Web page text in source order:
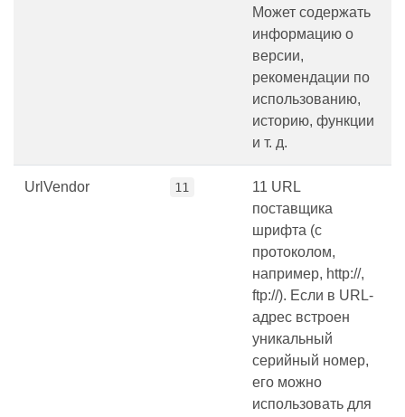
Может содержать
информацию о
версии,
рекомендации по
использованию,
историю, функции
и т. д.
UrlVendor 11
11 URL
поставщика
шрифта (с
протоколом,
например, http://,
ftp://). Если в URL-
адрес встроен
уникальный
серийный номер,
его можно
использовать для